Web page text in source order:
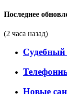
Последнее
(2 часа назад)
Судебный
Новые